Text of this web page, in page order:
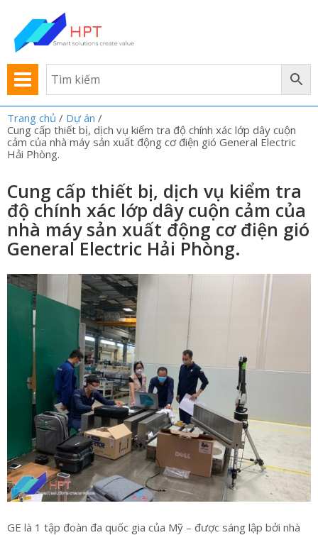
Trang chủ / Dự án /
Cung cấp thiết bị, dịch vụ kiểm tra độ chính xác lớp dây cuộn
cảm của nhà máy sản xuất động cơ điện gió General Electric
Hải Phòng.
Cung cấp thiết bị, dịch vụ kiểm tra
độ chính xác lớp dây cuộn cảm của
nhà máy sản xuất động cơ điện gió
General Electric Hải Phòng.
GE là 1 tập đoàn đa quốc gia của Mỹ – được sáng lập bởi nhà